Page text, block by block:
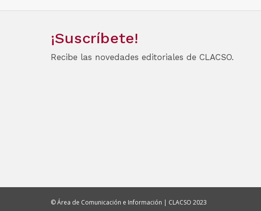
¡Suscríbete!
Recibe las novedades editoriales de CLACSO.
© Área de Comunicación e Información | CLACSO 2023